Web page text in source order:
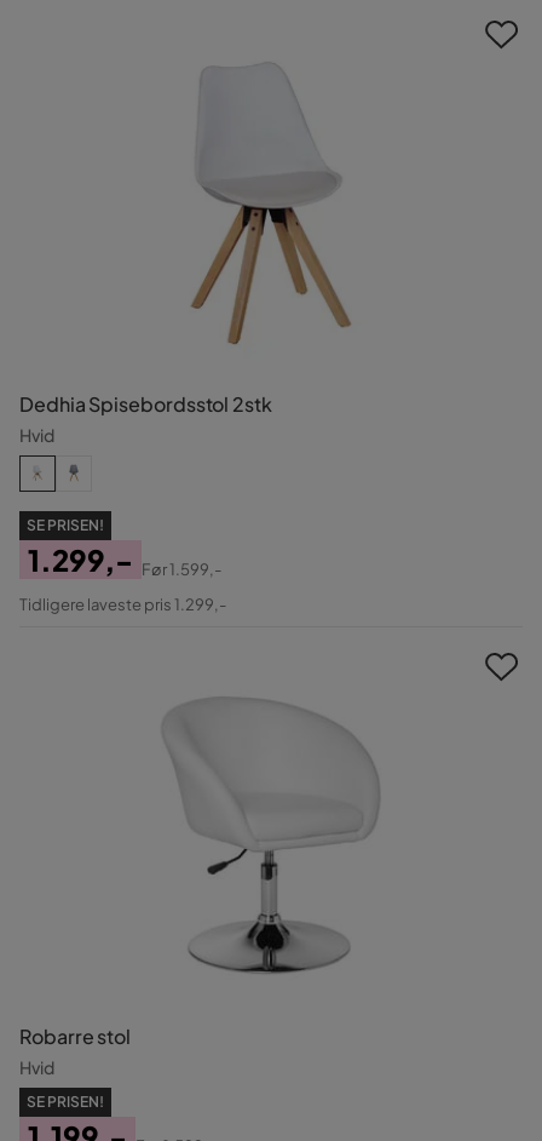
Dedhia Spisebordsstol 2stk
Hvid
SE PRISEN!
Pris
1.299,-
Original
Før1.599,-
Tidligere laveste pris 1.299,-
Robarre stol
Hvid
SE PRISEN!